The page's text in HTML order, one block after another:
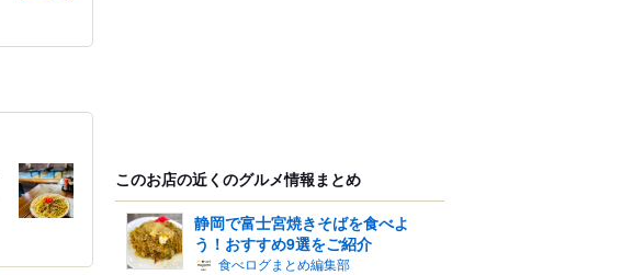
このお店の近くのグルメ情報まとめ
静岡で富士宮焼きそばを食べよ
う！おすすめ9選をご紹介
食べログまとめ編集部